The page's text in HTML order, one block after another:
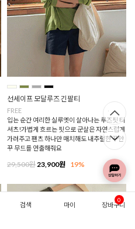
검색 마이 장바구니
0
선세이프 모달루즈 긴팔티
FREE
입는 순간 여리한 실루엣이 살아나는 루즈핏 티
셔츠!가볍게 흐르는 핏으로 군살은 자연스럽게
가려주고 팬츠 하나만 매치해도 내추럴한 꾸안
꾸 무드를 연출해줘요
29,500원 23,900원 19%